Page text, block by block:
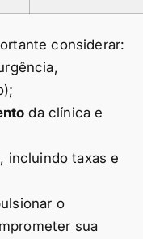
considerar:
da clínica e
incluindo taxas e
o
sua